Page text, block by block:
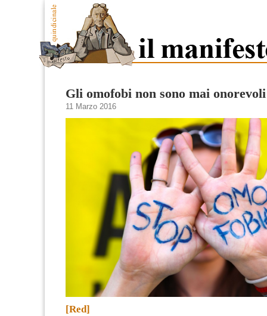
Gli omofobi non sono mai onorevoli
11 Marzo 2016
[Red]